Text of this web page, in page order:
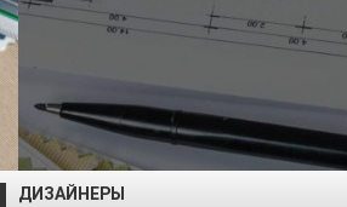
ДИЗАЙНЕРЫ